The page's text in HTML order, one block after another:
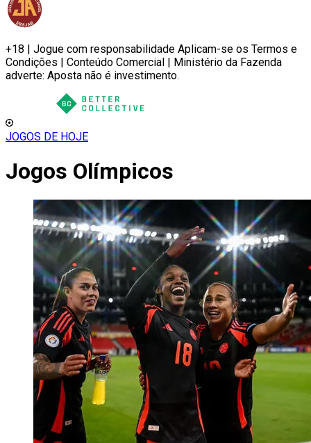
+18 | Jogue com responsabilidade Aplicam-se os Termos e
Condições | Conteúdo Comercial | Ministério da Fazenda
adverte: Aposta não é investimento.
JOGOS DE HOJE
Jogos Olímpicos